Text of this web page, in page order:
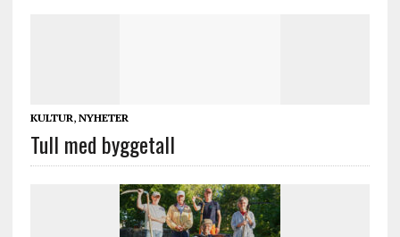
KULTUR, NYHETER
Tull med byggetall